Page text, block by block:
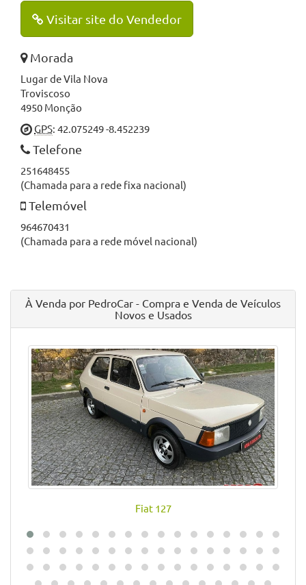
Visitar site do Vendedor
Morada
Lugar de Vila Nova
Troviscoso
4950 Monção
GPS: 42.075249 -8.452239
Telefone
251648455
(Chamada para a rede fixa nacional)
Telemóvel
964670431
(Chamada para a rede móvel nacional)
À Venda por PedroCar - Compra e Venda de Veículos
Novos e Usados
Fiat 127